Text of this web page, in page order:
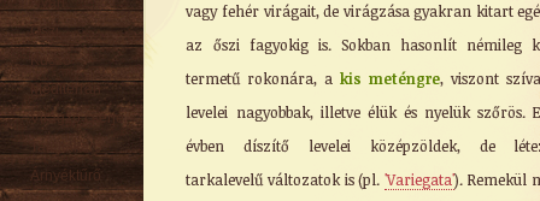
vagy fehér virágait, de virágzása gyakran kitart
az őszi fagyokig is. Sokban hasonlít némileg
termetű rokonára, akis meténgre, viszont
levelei nagyobbak, illetve élük és nyelük szőrös.
évben díszítő levelei középzöldek, de
tarkalevelű változatok is (pl.'Variegata'). Remekül
Őszi
Kúszó
Mediterrán
Virágzó cserje
Talajtakaró
Árnyéktűrő